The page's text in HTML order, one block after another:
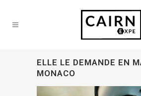
ELLE LE DEMANDE EN
MONACO